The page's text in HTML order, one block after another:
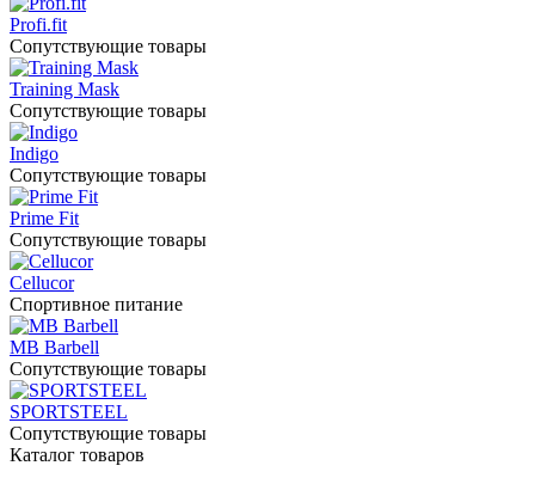
Profi.fit
Сопутствующие товары
Training Mask
Сопутствующие товары
Indigo
Сопутствующие товары
Prime Fit
Сопутствующие товары
Cellucor
Спортивное питание
MB Barbell
Сопутствующие товары
SPORTSTEEL
Сопутствующие товары
Каталог товаров